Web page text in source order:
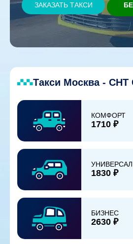
ЗАКАЗАТЬ ТАКСИ
Такси Москва - СНТ
КОМФОРТ
1710 ₽
УНИВЕРСАЛ
1830 ₽
БИЗНЕС
2630 ₽